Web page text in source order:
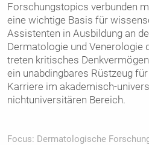
Forschungstopics verbunden
eine wichtige Basis für
Assistenten in Ausbildung an
Dermatologie und ­Venerologie
treten kritisches
ein unabdingbares Rüstzeug
Karriere im akademisch-
nichtuniversitären Bereich.
Focus: Dermatologische